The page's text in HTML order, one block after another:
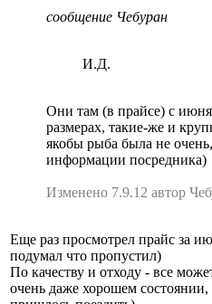
сообщение Чебуран
И.Д.
Они там (в прайсе) с
размерах, такие-же и
якобы рыба была не
информации посредника)
Изменено 7.9.12 автор
Еще раз просмотрел прайс за
подумал что пропустил)
По качеству и отходу - все
очень даже хорошем состоянии,